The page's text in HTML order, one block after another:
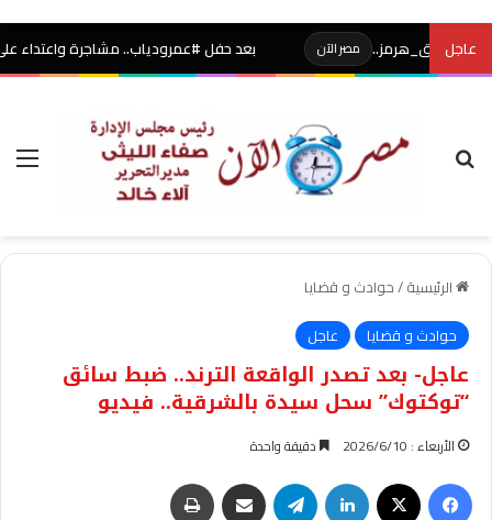
عاجل مصر الآن بعد حفل #عمرودياب.. مشاجرة واعتداء على فتاة
بحث عن
الرئيسية/حوادث و قضايا
حوادث و قضايا
عاجل
عاجل- بعد تصدر الواقعة الترند.. ضبط سائق
“توكتوك” سحل سيدة بالشرقية.. فيديو
الأربعاء : 2026/6/10 دقيقة واحدة
فيسبوك لينكدإن تيلقرام مشاركة عبر البريد